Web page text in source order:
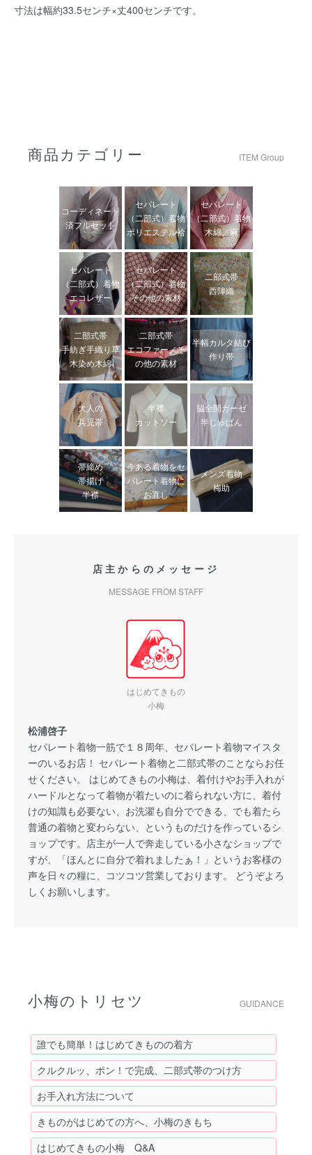
寸法は幅約33.5センチ×丈400センチです。
商品カテゴリー ITEM Group
コーディネート
済フルセット
セパレート
（二部式）着物
ポリエステル袷
セパレート
（二部式）着物
木綿／麻
セパレート
（二部式）着物
エコレザー
セパレート
（二部式）着物
その他の素材
二部式帯
西陣織
二部式帯
手紡ぎ手織り草
木染め木綿
二部式帯
エコファー／そ
の他の素材
半幅カルタ結び
作り帯
大人の
兵児帯
半襟
カットソー
脇全開ガーゼ
半じゅばん
帯締め
帯揚げ
半襟
今ある着物をセ
パレート着物に
お直し
メンズ着物
梅助
店主からのメッセージ
MESSAGE FROM STAFF
はじめてきもの
小梅
松浦啓子
セパレート着物一筋で１８周年、セパレート着物マイスタ
ーのいるお店！ セパレート着物と二部式帯のことならお任
せください。 はじめてきもの小梅は、着付けやお手入れが
ハードルとなって着物が着たいのに着られない方に、着付
けの知識も必要ない、お洗濯も自分でできる、でも着たら
普通の着物と変わらない、というものだけを作っているシ
ョップです。店主が一人で奔走している小さなショップで
すが、「ほんとに自分で着れましたぁ！」というお客様の
声を日々の糧に、コツコツ営業しております。 どうぞよろ
しくお願いします。
小梅のトリセツ GUIDANCE
誰でも簡単！はじめてきものの着方
クルクルッ、ポン！で完成、二部式帯のつけ方
お手入れ方法について
きものがはじめての方へ、小梅のきもち
はじめてきもの小梅 Q&A